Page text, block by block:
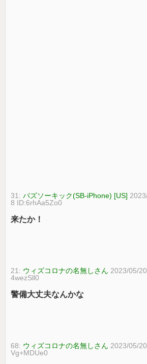
31:バズソーキック(SB-iPhone) [US]
8 ID:6rhAa5Zo0
来たか！
21: ウィズコロナの名無しさん 2023/05/
4wezSll0
警備大丈夫なんかな
68: ウィズコロナの名無しさん 2023/05/
Vg+MDUe0